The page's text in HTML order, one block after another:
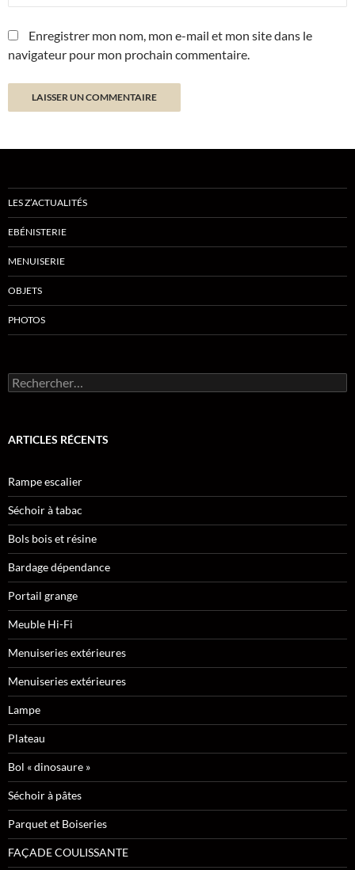
Enregistrer mon nom, mon e-mail et mon site dans le
navigateur pour mon prochain commentaire.
LES Z’ACTUALITÉS
EBÉNISTERIE
MENUISERIE
OBJETS
PHOTOS
Rechercher :
ARTICLES RÉCENTS
Rampe escalier
Séchoir à tabac
Bols bois et résine
Bardage dépendance
Portail grange
Meuble Hi-Fi
Menuiseries extérieures
Menuiseries extérieures
Lampe
Plateau
Bol « dinosaure »
Séchoir à pâtes
Parquet et Boiseries
FAÇADE COULISSANTE